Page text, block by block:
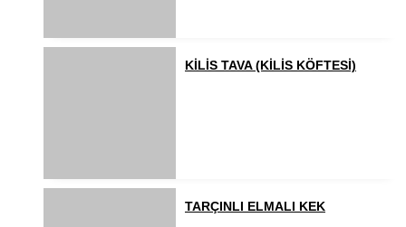
KİLİS TAVA (KİLİS KÖFTESİ)
TARÇINLI ELMALI KEK